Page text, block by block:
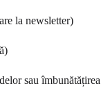
la newsletter)
sau îmbunătățirea